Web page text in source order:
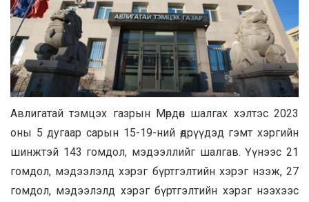
Авлигатай тэмцэх газрын Мөрдөн шалгах хэлтэс 2023
оны 5 дугаар сарын 15-19-ний өдрүүдэд гэмт хэргийн
шинжтэй 143 гомдол, мэдээллийг шалгав. Үүнээс 21
гомдол, мэдээлэлд хэрэг бүртгэлтийн хэрэг нээж, 27
гомдол, мэдээлэлд хэрэг бүртгэлтийн хэрэг нээхээс